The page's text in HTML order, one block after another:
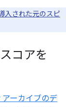
入された元のスピ
コアを
アーカイブのデ